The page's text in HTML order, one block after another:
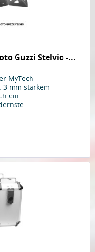
Guzzi Stelvio -...
MyTech
3 mm starkem
ein
zum Motorrad